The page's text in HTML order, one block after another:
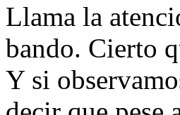
Llama la
bando. Cierto
Y si